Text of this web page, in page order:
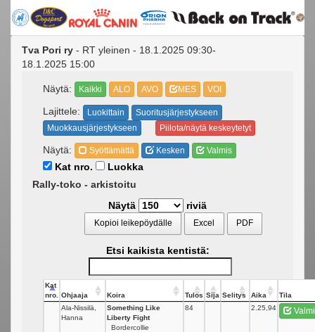
Tva Pori ry - RT yleinen - 18.1.2025 09:30-
18.1.2025 15:00
Näytä: Kaikki ALO AVO MES VOI
Lajittele: Luokittain
Suoritusjärjestykseen
Muokkausjärjestykseen
Piilota/näytä keskeytetyt
Näytä: Syöttämättä Kesken Valmis
Kat nro.
Luokka
Rally-toko - arkistoitu
Näytä
riviä
Kopioi leikepöydälle Excel PDF
Etsi kaikista kentistä:
Kat
nro.
Ohjaaja Koira Tulos Sija Selitys Aika
Tila
Ala-Nissilä,
Hanna
Something Like
Liberty Fight
Bordercollie
84 2.25,94